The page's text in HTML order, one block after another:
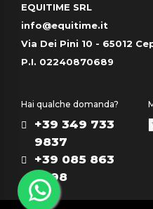
EQUITIME SRL
info@equitime.it
Via Dei Pini 10 - 65012
P.I. 02240870689
Hai qualche domanda?
+39 349 733
9837
+39 085 863
0298